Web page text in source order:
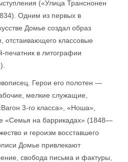
(«Улица Транснонен
Одним из первых в
Домье создал образ
отстаивающего классовые
печатник в литографии
Герои его полотен —
мелкие служащие,
3-го класса», «Ноша»,
«Семья на баррикадах» (1848—
и героизм восставшего
Домье привлекают
свобода письма и фактуры,